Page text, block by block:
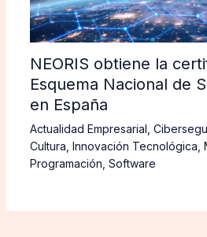
NEORIS obtiene la
Esquema Nacional de
en España
Actualidad Empresarial ,
Cultura, Innovación Tecnológica,
Programación, Software